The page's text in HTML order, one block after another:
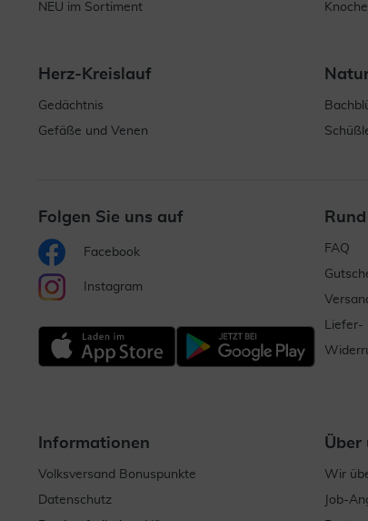
NEU im Sortiment
Herz-Kreislauf
Gedächtnis
Gefäße und Venen
Folgen Sie uns auf
Facebook
Instagram
FAQ
Liefer-
Informationen
Volksversand Bonuspunkte
Datenschutz
Über
Wir
Job-